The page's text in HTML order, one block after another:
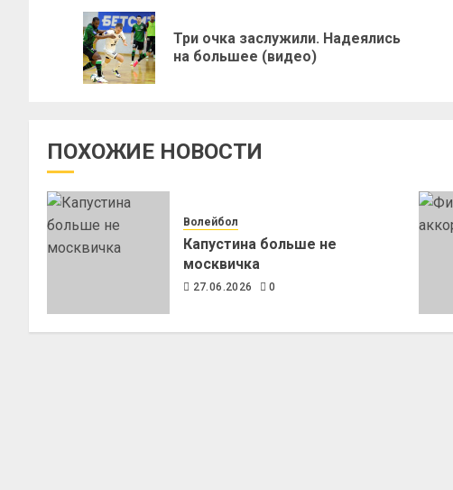
Три очка заслужили. Надеялись
на большее (видео)
ПОХОЖИЕ НОВОСТИ
Волейбол
Капустина больше не
москвичка
27.06.2026 0